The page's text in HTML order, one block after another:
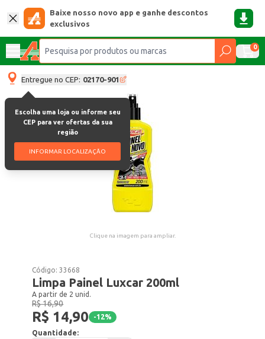
Baixe nosso novo app e ganhe descontos
exclusivos
0
Entregue no CEP: 02170-901
Escolha uma loja ou informe seu
CEP para ver ofertas da sua
região
INFORMAR LOCALIZAÇÃO
Clique na imagem para ampliar.
Código:33668
Limpa Painel Luxcar 200ml
A partir de 2 unid.
R$ 16,90
R$ 14,90 -12%
Quantidade: